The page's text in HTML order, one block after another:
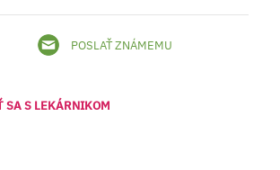
POSLAŤ ZNÁMEMU
SA S LEKÁRNIKOM